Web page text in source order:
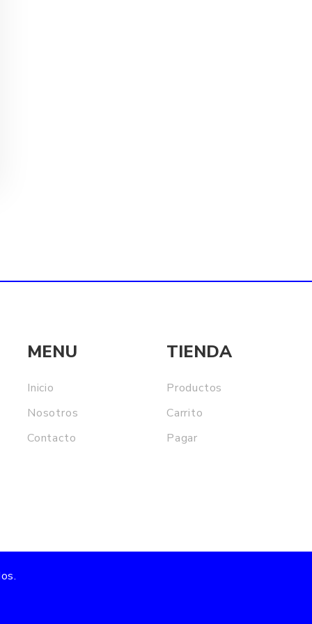
MENU
Inicio
Nosotros
Contacto
TIENDA
Productos
Carrito
Pagar